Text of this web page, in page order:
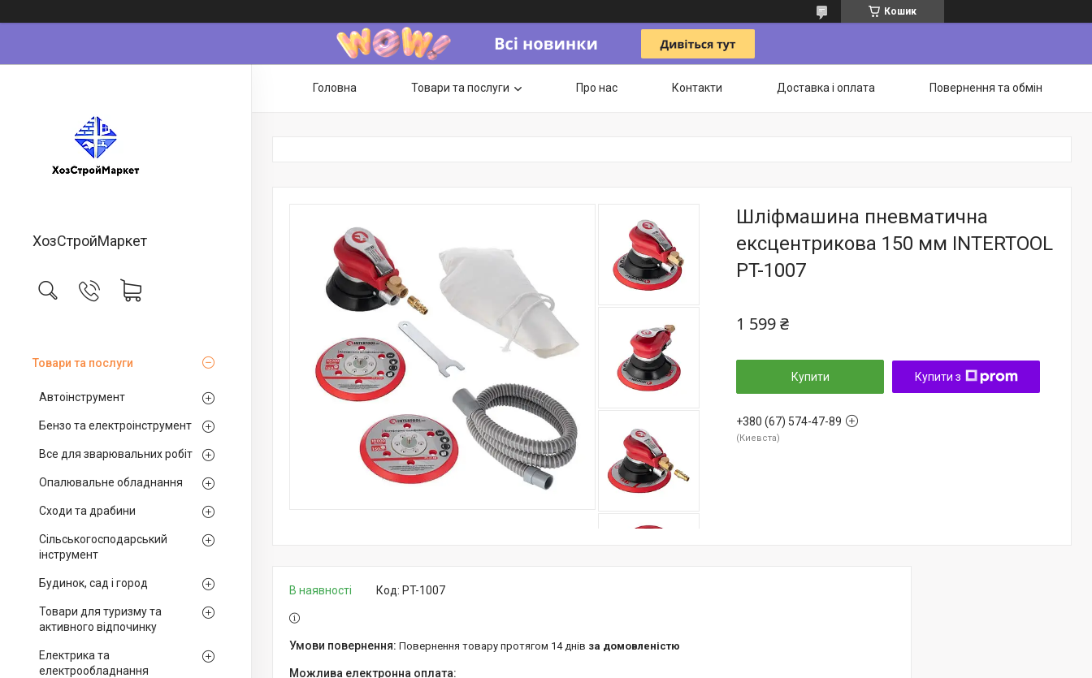
Кошик
ХозСтройМаркет
Товари та послуги
Автоінструмент
Бензо та електроінструмент
Все для зварювальних робіт
Опалювальне обладнання
Сходи та драбини
Сільськогосподарський
інструмент
Будинок, сад і город
Товари для туризму та
активного відпочинку
Електрика та
електрообладнання
Головна Товари та послуги Про нас Контакти Доставка і оплата Повернення та обмін
Шліфмашина пневматична
ексцентрикова 150 мм INTERTOOL
PT-1007
1 599 ₴
Купити Купити з
+380 (67) 574-47-89
Киевста
В наявності Код: PT-1007
повернення товару протягом 14 днів за домовленістю